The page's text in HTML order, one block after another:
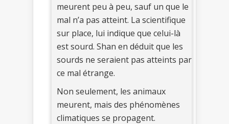
meurent peu à peu, sauf un que le
mal n’a pas atteint. La scientifique
sur place, lui indique que celui-là
est sourd. Shan en déduit que les
sourds ne seraient pas atteints par
ce mal étrange.
Non seulement, les animaux
meurent, mais des phénomènes
climatiques se propagent.